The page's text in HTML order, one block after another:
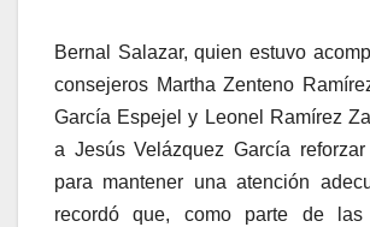
Bernal Salazar, quien estuvo
consejeros Martha Zenteno
García Espejel y Leonel Ramírez
a Jesús Velázquez García
para mantener una atención
recordó que, como parte de